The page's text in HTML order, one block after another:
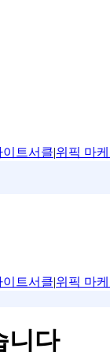
이트서클|위픽 마케
이트서클|위픽 마케
니다